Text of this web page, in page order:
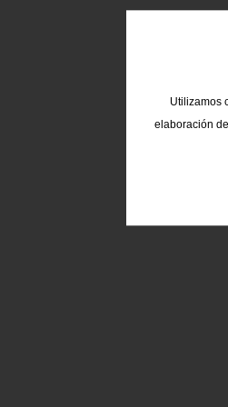
Utilizamos
elaboración